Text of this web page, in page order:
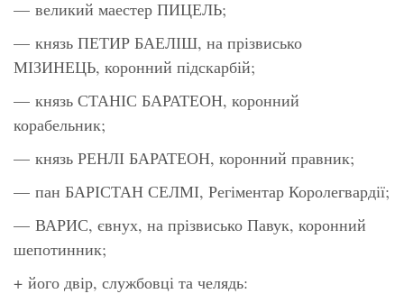
— великий маестер ПИЦЕЛЬ;
— князь ПЕТИР БАЕЛІШ, на прізвисько
МІЗИНЕЦЬ, коронний підскарбій;
— князь СТАНІС БАРАТЕОН, коронний
корабельник;
— князь РЕНЛІ БАРАТЕОН, коронний правник;
— пан БАРІСТАН СЕЛМІ, Регіментар Королегвардії;
— ВАРИС, євнух, на прізвисько Павук, коронний
шепотинник;
+ його двір, службовці та челядь: